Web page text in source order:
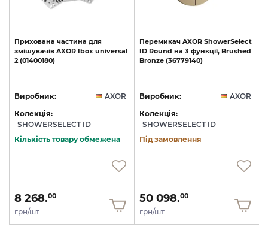
Прихована частина для
змішувачів AXOR Ibox universal
2 (01400180)
Виробник:
AXOR
Колекція:
SHOWERSELECT ID
Кількість товару обмежена
8 268.00
грн/шт
Перемикач AXOR ShowerSelect
ID Round на 3 функції, Brushed
Bronze (36779140)
Виробник:
AXOR
Колекція:
SHOWERSELECT ID
Під замовлення
50 098.00
грн/шт